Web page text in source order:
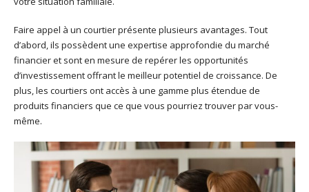
Faire appel à un courtier présente plusieurs avantages. Tout
d’abord, ils possèdent une expertise approfondie du marché
financier et sont en mesure de repérer les opportunités
d’investissement offrant le meilleur potentiel de croissance. De
plus, les courtiers ont accès à une gamme plus étendue de
produits financiers que ce que vous pourriez trouver par vous-
même.